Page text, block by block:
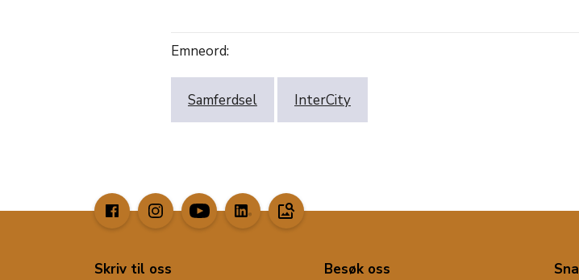
Emneord:
Samferdsel InterCity
image_search
Skriv til oss
Besøk oss